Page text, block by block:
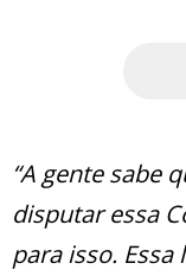
“A gente sabe
disputar essa
para isso.